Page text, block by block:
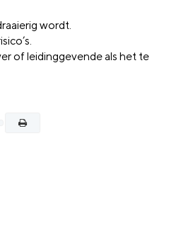
wordt.
of leidinggevende als het te